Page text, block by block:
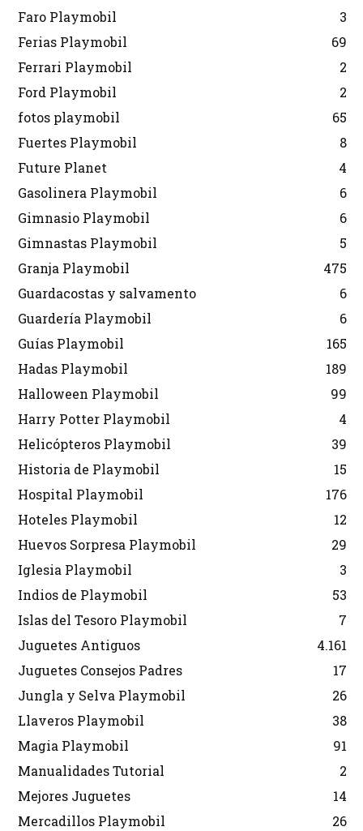
Faro Playmobil
3
Ferias Playmobil
69
Ferrari Playmobil
2
Ford Playmobil
2
fotos playmobil
65
Fuertes Playmobil
8
Future Planet
4
Gasolinera Playmobil
6
Gimnasio Playmobil
6
Gimnastas Playmobil
5
Granja Playmobil
475
Guardacostas y salvamento
6
Guardería Playmobil
6
Guías Playmobil
165
Hadas Playmobil
189
Halloween Playmobil
99
Harry Potter Playmobil
4
Helicópteros Playmobil
39
Historia de Playmobil
15
Hospital Playmobil
176
Hoteles Playmobil
12
Huevos Sorpresa Playmobil
29
Iglesia Playmobil
3
Indios de Playmobil
53
Islas del Tesoro Playmobil
7
Juguetes Antiguos
4.161
Juguetes Consejos Padres
17
Jungla y Selva Playmobil
26
Llaveros Playmobil
38
Magia Playmobil
91
Manualidades Tutorial
2
Mejores Juguetes
14
Mercadillos Playmobil
26